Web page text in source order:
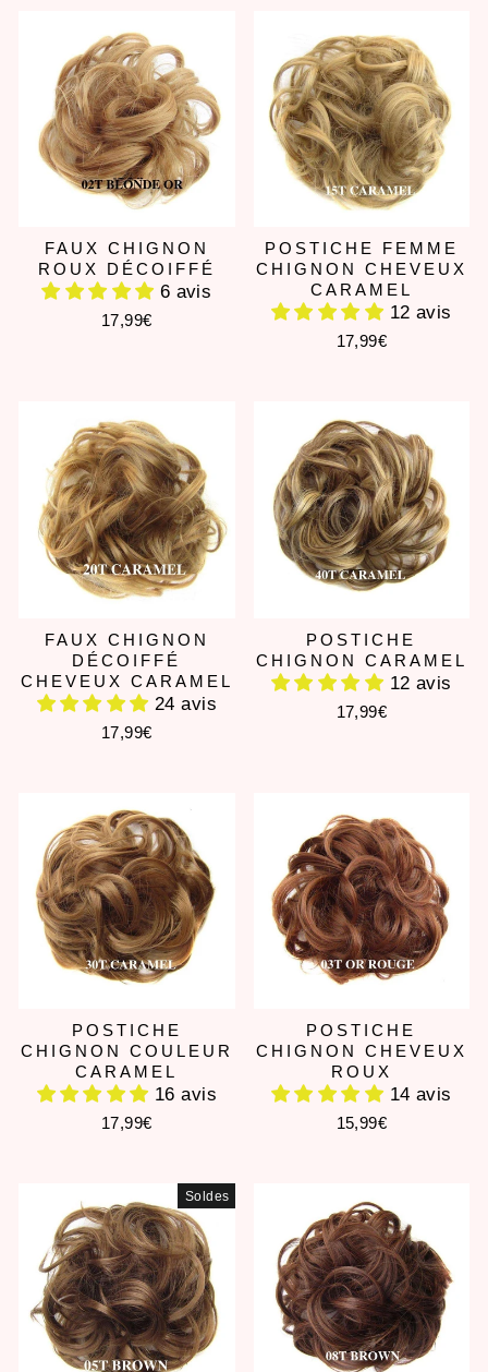
FAUX CHIGNON
ROUX DÉCOIFFÉ
6 avis
17,99€
POSTICHE FEMME
CHIGNON CHEVEUX
CARAMEL
12 avis
17,99€
FAUX CHIGNON
DÉCOIFFÉ
CHEVEUX CARAMEL
24 avis
17,99€
POSTICHE
CHIGNON CARAMEL
12 avis
17,99€
POSTICHE
CHIGNON COULEUR
CARAMEL
16 avis
17,99€
POSTICHE
CHIGNON CHEVEUX
ROUX
14 avis
15,99€
Soldes